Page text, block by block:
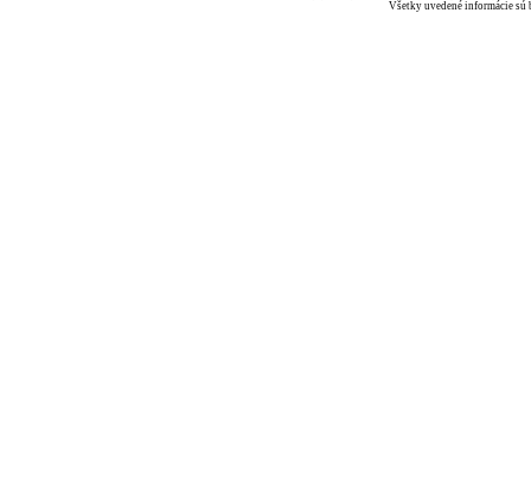
Všetky uvedené informácie sú